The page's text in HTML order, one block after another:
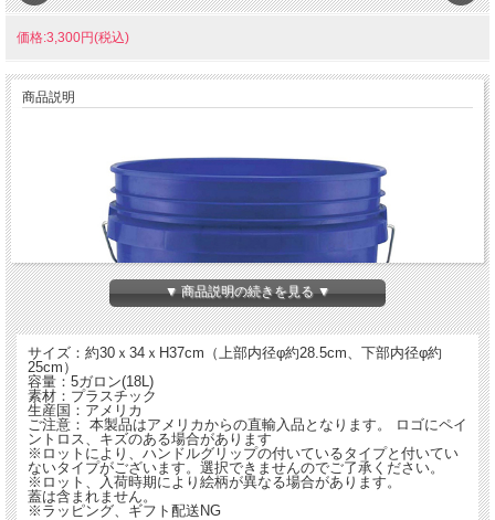
価格:3,300円(税込)
商品説明
▼ 商品説明の続きを見る ▼
サイズ：約30ｘ34ｘH37cm（上部内径φ約28.5cm、下部内径φ約
25cm）
容量：5ガロン(18L)
素材：プラスチック
生産国：アメリカ
ご注意： 本製品はアメリカからの直輸入品となります。 ロゴにペイ
ントロス、キズのある場合があります
※ロットにより、ハンドルグリップの付いているタイプと付いてい
ないタイプがございます。選択できませんのでご了承ください。
※ロット、入荷時期により絵柄が異なる場合があります。
蓋は含まれません。
※ラッピング、ギフト配送NG